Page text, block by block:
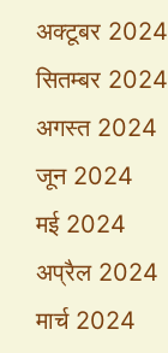
अक्टूबर 2024
सितम्बर 2024
अगस्त 2024
जून 2024
मई 2024
अप्रैल 2024
मार्च 2024